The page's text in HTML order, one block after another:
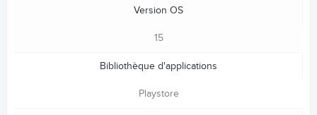
Version OS
15
Bibliothèque d'applications
Playstore